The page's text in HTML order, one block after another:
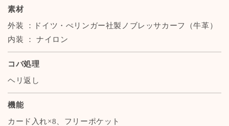
素材
外装 ：ドイツ・ぺリンガー社製ノブレッサカーフ（牛革）
内装 ： ナイロン
コバ処理
ヘリ返し
機能
カード入れ×8、フリーポケット